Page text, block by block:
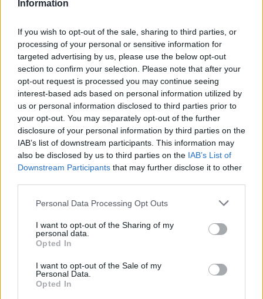
Information
If you wish to opt-out of the sale, sharing to third parties, or
processing of your personal or sensitive information for
targeted advertising by us, please use the below opt-out
section to confirm your selection. Please note that after your
opt-out request is processed you may continue seeing
interest-based ads based on personal information utilized by
us or personal information disclosed to third parties prior to
your opt-out. You may separately opt-out of the further
disclosure of your personal information by third parties on the
IAB’s list of downstream participants. This information may
also be disclosed by us to third parties on the IAB’s List of
Downstream Participants that may further disclose it to other
Personal Data Processing Opt Outs
I want to opt-out of the Sharing of my
personal data.
Opted In
I want to opt-out of the Sale of my
Personal Data.
Opted In
„Mindegy már, hogy milyen
víz, csak víz legyen” |
Holnapután
Greendex 55:58
A
az ember
Greendex
Cickafark – Az évezredek óta
ismert gyógynövény
EGÉSZSÉGÜNK